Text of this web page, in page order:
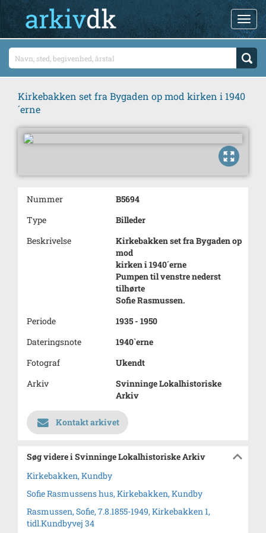
Kirkebakken set fra Bygaden op mod kirken i 1940
´erne
Nummer
B5694
Type
Billeder
Beskrivelse
Kirkebakken set fra Bygaden op
mod
kirken i 1940´erne
Pumpen til venstre nederst
tilhørte
Sofie Rasmussen.
Periode
1935 - 1950
Dateringsnote
1940`erne
Fotograf
Ukendt
Arkiv
Svinninge Lokalhistoriske
Arkiv
Kontakt arkivet
Søg videre i Svinninge Lokalhistoriske Arkiv
Kirkebakken, Kundby
Sofie Rasmussens hus, Kirkebakken, Kundby
Rasmussen, Sofie, 7.8.1855-1949, Kirkebakken 1,
tidl.Kundbyvej 34